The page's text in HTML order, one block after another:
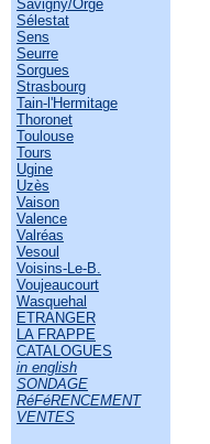
Savigny/Orge
Sélestat
Sens
Seurre
Sorgues
Strasbourg
Tain-l'Hermitage
Thoronet
Toulouse
Tours
Ugine
Uzès
Vaison
Valence
Valréas
Vesoul
Voisins-Le-B.
Voujeaucourt
Wasquehal
ETRANGER
LA FRAPPE
CATALOGUES
in english
SONDAGE
RéFéRENCEMENT
VENTES